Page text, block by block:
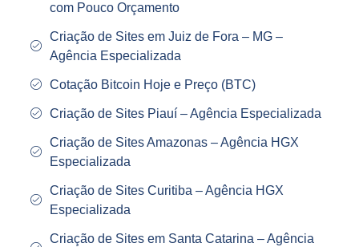
com Pouco Orçamento
Criação de Sites em Juiz de Fora – MG –
Agência Especializada
Cotação Bitcoin Hoje e Preço (BTC)
Criação de Sites Piauí – Agência Especializada
Criação de Sites Amazonas – Agência HGX
Especializada
Criação de Sites Curitiba – Agência HGX
Especializada
Criação de Sites em Santa Catarina – Agência